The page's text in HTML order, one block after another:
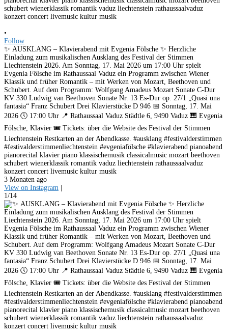
•
Follow
✨ AUSKLANG – Klavierabend mit Evgenia Fölsche ✨ Herzliche
Einladung zum musikalischen Ausklang des Festival der Stimmen
Liechtenstein 2026. Am Sonntag, 17. Mai 2026 um 17:00 Uhr spielt
Evgenia Fölsche im Rathaussaal Vaduz ein Programm zwischen Wiener
Klassik und früher Romantik – mit Werken von Mozart, Beethoven und
Schubert. Auf dem Programm: Wolfgang Amadeus Mozart Sonate C-Dur
KV 330 Ludwig van Beethoven Sonate Nr. 13 Es-Dur op. 27/1 „Quasi una
fantasia“ Franz Schubert Drei Klavierstücke D 946 📅 Sonntag, 17. Mai
2026 🕔 17:00 Uhr 📍 Rathaussaal Vaduz Städtle 6, 9490 Vaduz 🎹 Evgenia
Fölsche, Klavier 🎟️ Tickets: über die Website des Festival der Stimmen
Liechtenstein Restkarten an der Abendkasse. #ausklang #festivalderstimmen
#festivalderstimmenliechtenstein #evgeniafölsche #klavierabend pianoabend
pianorecital klavier piano klassischemusik classicalmusic mozart beethoven
schubert wienerklassik romantik vaduz liechtenstein rathaussaalvaduz
konzert concert livemusic kultur musik
3 Monaten ago
View on Instagram
1/14